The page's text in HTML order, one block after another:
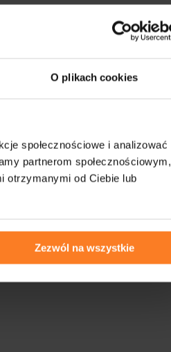
O plikach cookies
społecznościowe i analizować
partnerom społecznościowym,
otrzymanymi od Ciebie lub
Zezwól na wszystkie
pożarowego,